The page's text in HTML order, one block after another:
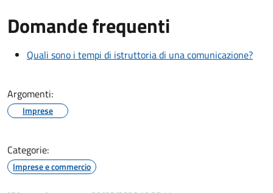
Domande frequenti
Quali sono i tempi di istruttoria di una comunicazione?
Argomenti:
Imprese
Categorie:
Imprese e commercio